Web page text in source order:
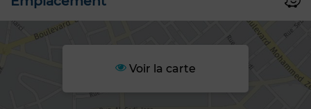
Voir la carte